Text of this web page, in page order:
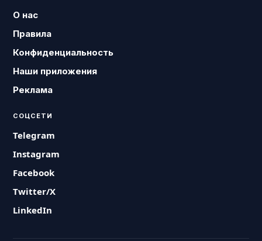
О нас
Правила
Конфиденциальность
Наши приложения
Реклама
СОЦСЕТИ
Telegram
Instagram
Facebook
Twitter/X
LinkedIn